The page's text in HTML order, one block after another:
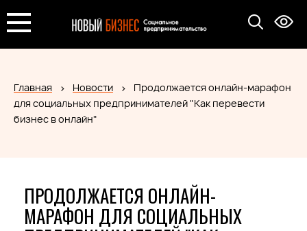
Главная Новости
Продолжается онлайн-марафон
для социальных предпринимателей "Как перевести
бизнес в онлайн"
ПРОДОЛЖАЕТСЯ ОНЛАЙН-
МАРАФОН ДЛЯ СОЦИАЛЬНЫХ